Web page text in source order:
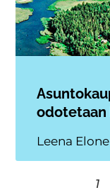
odotetaan
Leena
1